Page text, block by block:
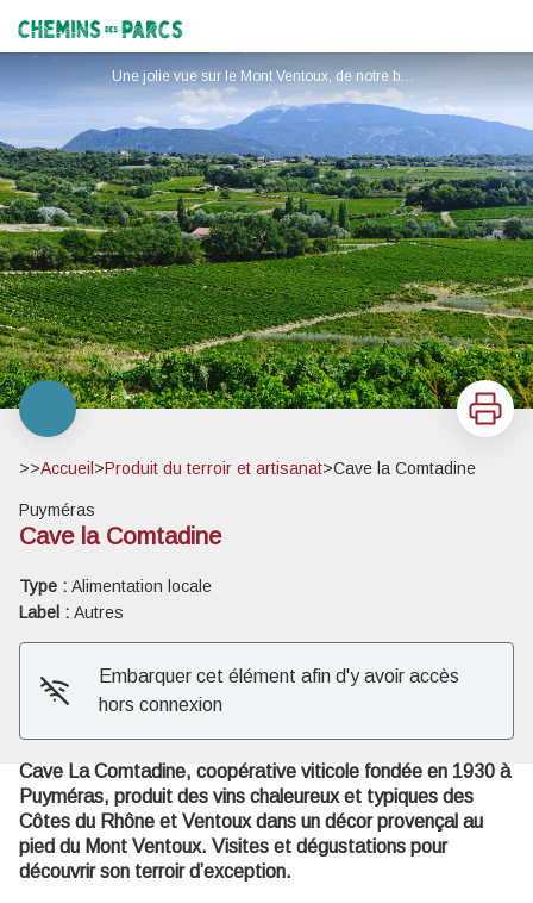
Chemins des Parcs
Une jolie vue sur le Mont Ventoux, de notre boutique. - Cave la Comtadine
Imprimer
>>Accueil >Produit du terroir et artisanat>Cave la Comtadine
Puyméras
Cave la Comtadine
Type : Alimentation locale
Label : Autres
Embarquer cet élément afin d'y avoir accès
hors connexion
Cave La Comtadine, coopérative viticole fondée en 1930 à
Puyméras, produit des vins chaleureux et typiques des
Côtes du Rhône et Ventoux dans un décor provençal au
pied du Mont Ventoux. Visites et dégustations pour
découvrir son terroir d’exception.